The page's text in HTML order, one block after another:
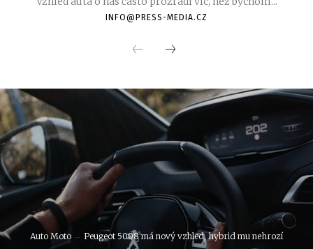
INFO@PRESS-MEDIA.CZ